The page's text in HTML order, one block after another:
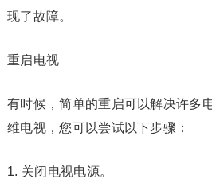
现了故障。
重启电视
有时候，简单的重启可以解决许多
维电视，您可以尝试以下步骤：
1. 关闭电视电源。